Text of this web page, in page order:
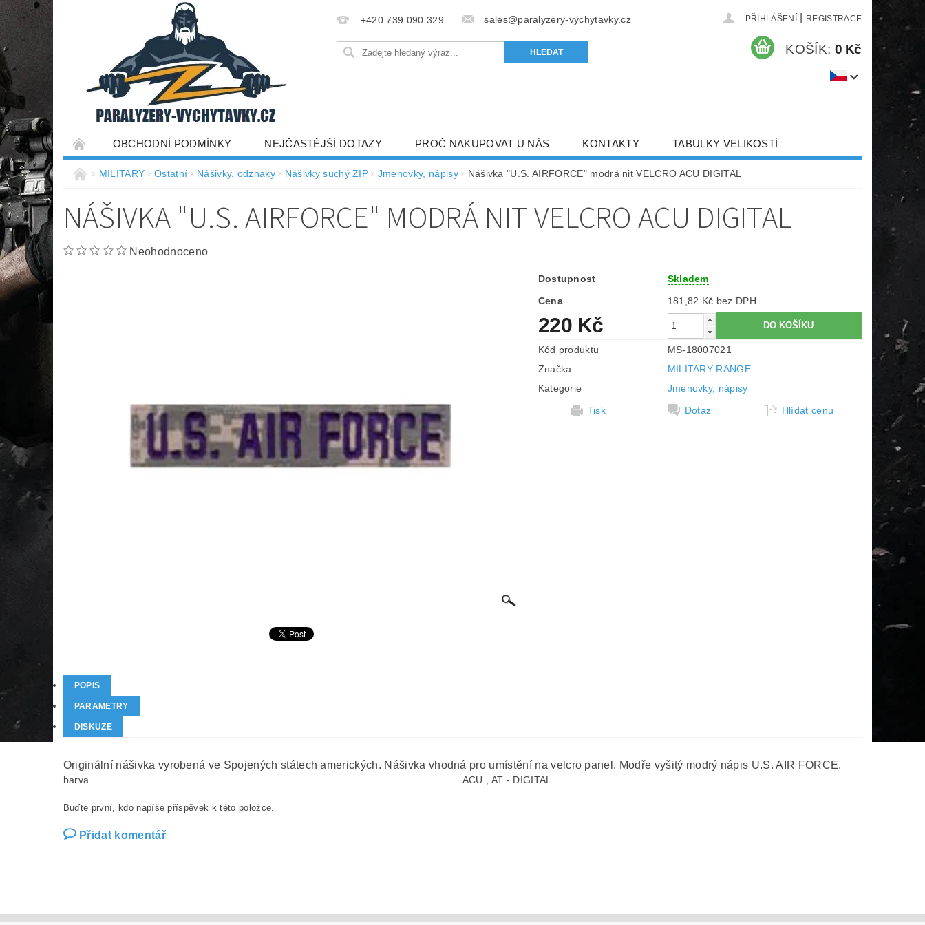
+420 739 090 329 sales@paralyzery-vychytavky.cz PŘIHLÁŠENÍ REGISTRACE
KOŠÍK: 0 Kč
OBCHODNÍ PODMÍNKY NEJČASTĚJŠÍ DOTAZY PROČ NAKUPOVAT U NÁS KONTAKTY TABULKY VELIKOSTÍ
MILITARY Ostatní Nášivky, odznaky Nášivky suchý ZIP Jmenovky, nápisy Nášivka "U.S. AIRFORCE" modrá nit VELCRO ACU DIGITAL
NÁŠIVKA "U.S. AIRFORCE" MODRÁ NIT VELCRO ACU DIGITAL
Neohodnoceno
Dostupnost
Skladem
Cena
181,82 Kč bez DPH
220 Kč
Kód produktu
MS-18007021
Značka
MILITARY RANGE
Kategorie
Jmenovky, nápisy
Tisk
Dotaz Hlídat cenu
POPIS
PARAMETRY
DISKUZE
Originální nášivka vyrobená ve Spojených státech amerických. Nášivka vhodná pro umístění na velcro panel. Modře vyšitý modrý nápis U.S. AIR FORCE.
barva ACU , AT - DIGITAL
Buďte první, kdo napíše příspěvek k této položce.
Přidat komentář